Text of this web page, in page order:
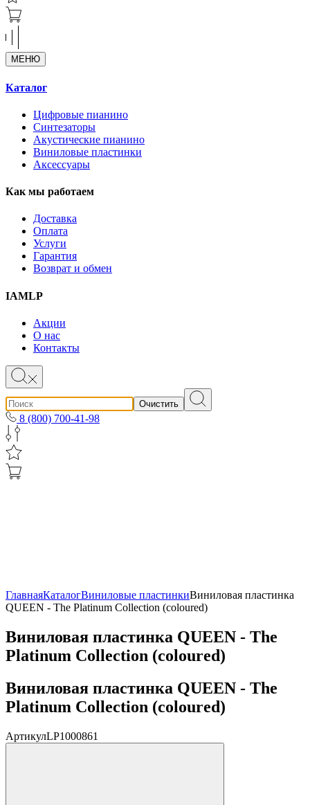
МЕНЮ
Каталог
Цифровые пианино
Синтезаторы
Акустические пианино
Виниловые пластинки
Аксессуары
Как мы работаем
Доставка
Оплата
Услуги
Гарантия
Возврат и обмен
IAMLP
Акции
О нас
Контакты
Очистить
8 (800) 700-41-98
ГлавнаяКаталогВиниловые пластинкиВиниловая пластинка
QUEEN - The Platinum Collection (coloured)
Виниловая пластинка QUEEN - The
Platinum Collection (coloured)
Виниловая пластинка QUEEN - The
Platinum Collection (coloured)
АртикулLP1000861